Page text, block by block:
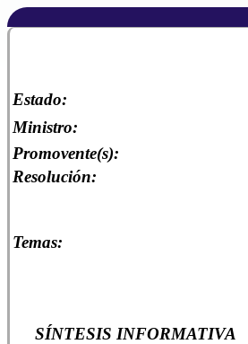
Estado:
Ministro:
Promovente(s):
Resolución:
Temas:
SÍNTESIS INFORMATIVA